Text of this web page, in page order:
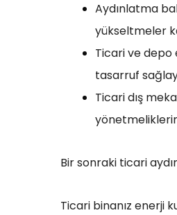
Aydınlatma
yükseltmeler
Ticari ve depo
tasarruf
Ticari dış
Bir sonraki ticari
Ticari binanız enerji